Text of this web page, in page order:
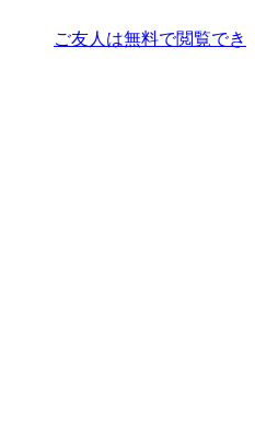
ご友人は無料で閲覧でき